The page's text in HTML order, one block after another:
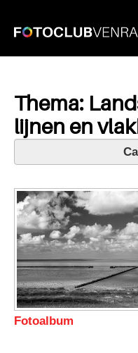
Thema:
lijnen en
Fotoalbum